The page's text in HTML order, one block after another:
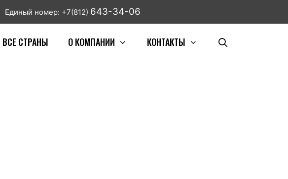
Единый номер: +7(812) 643-34-06
ВСЕ СТРАНЫ О КОМПАНИИ КОНТАКТЫ